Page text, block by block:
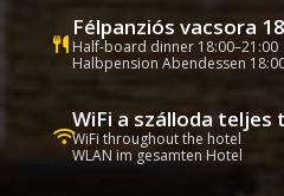
Félpanziós vacsora
Half-board dinner 18:00–21:00
Halbpension Abendessen
WiFi a szálloda teljes
WiFi throughout the hotel
WLAN im gesamten Hotel